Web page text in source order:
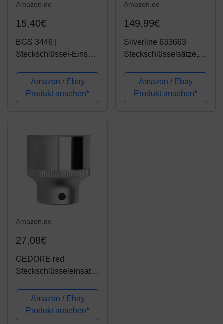
Amazon.de
15,40€
BGS 3446 |
Steckschlüssel-Einsatz
(3/4") | SW 46 mm | CV-
Stahl | Stecknuss
Amazon / Ebay
Produkt ansehen*
Amazon.de
149,99€
Silverline 633663
Steckschlüsselsätze,
metrisch, 21-tlg.
Amazon / Ebay
Produkt ansehen*
Amazon.de
27,08€
GEDORE red
Steckschlüsseleinsatz
Schlüsselweite 46 mm
Amazon / Ebay
Produkt ansehen*